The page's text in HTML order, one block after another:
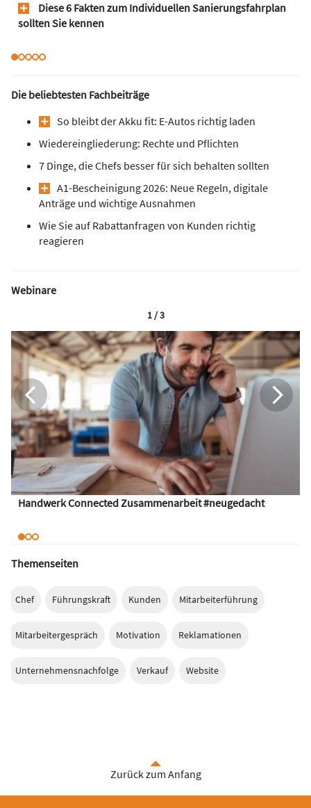
Diese 6 Fakten zum Individuellen Sanierungsfahrplan
sollten Sie kennen
Die beliebtesten Fachbeiträge
So bleibt der Akku fit: E-Autos richtig laden
Wiedereingliederung: Rechte und Pflichten
7 Dinge, die Chefs besser für sich behalten sollten
A1-Bescheinigung 2026: Neue Regeln, digitale
Anträge und wichtige Ausnahmen
Wie Sie auf Rabattanfragen von Kunden richtig
reagieren
Webinare
Handwerk Connected Zusammenarbeit #neugedacht
1 / 3
Themenseiten
Chef Führungskraft Kunden Mitarbeiterführung
Mitarbeitergespräch Motivation Reklamationen
Unternehmensnachfolge Verkauf Website
Zurück zum Anfang